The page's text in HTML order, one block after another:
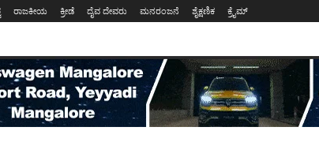
ರಾಜಕೀಯ ಕ್ರೀಡೆ ದೈವ ದೇವರು ಮನರಂಜನೆ ಶೈಕ್ಷಣಿಕ ಕ್ರೈಮ್